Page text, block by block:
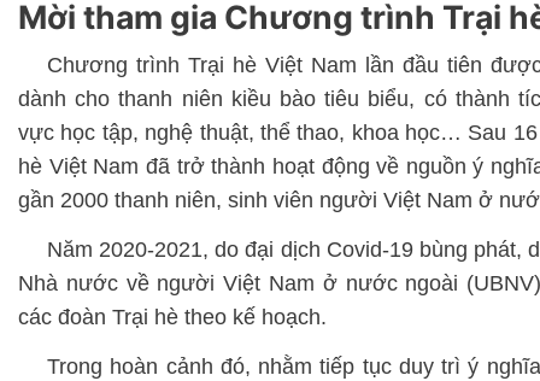
Mời tham gia Chương trình Trại
Chương trình Trại hè Việt Nam lần đầu tiên
dành cho thanh niên kiều bào tiêu biểu, có thành
vực học tập, nghệ thuật, thể thao, khoa học… Sau
hè Việt Nam đã trở thành hoạt động về nguồn ý
gần 2000 thanh niên, sinh viên người Việt Nam ở
Năm 2020-2021, do đại dịch Covid-19 bùng phát,
Nhà nước về người Việt Nam ở nước ngoài
các đoàn Trại hè theo kế hoạch.
Trong hoàn cảnh đó, nhằm tiếp tục duy trì ý